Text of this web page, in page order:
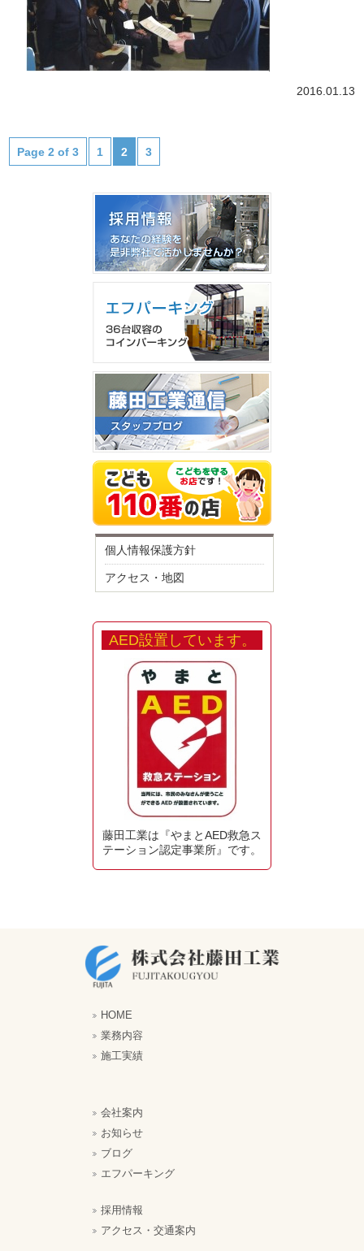
2016.01.13
Page 2 of 3 1 2 3
個人情報保護方針
アクセス・地図
AED設置しています。
藤田工業は『やまとAED救急ス
テーション認定事業所』です。
HOME
業務内容
施工実績
会社案内
お知らせ
ブログ
エフパーキング
採用情報
アクセス・交通案内